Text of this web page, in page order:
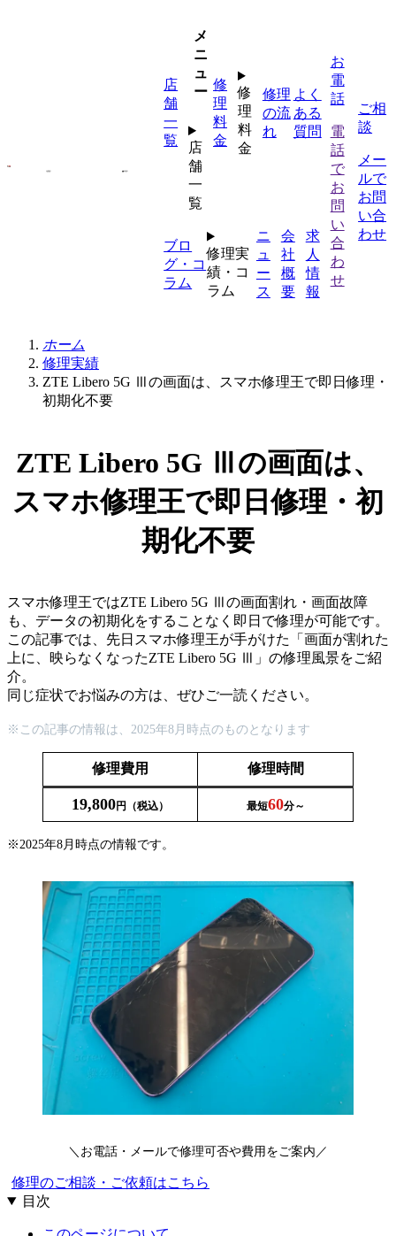
店
舗
一
覧
メ
ニ
ュ
ー
店
舗
一
覧
修
理
料
金
修
理
料
金
修理
の流
れ
よく
ある
質問
ブロ
グ・コ
ラム
修理実
績・コ
ラム
ニ
ュ
ー
ス
会
社
概
要
求
人
情
報
お
電
話
電
話
で
お
問
い
合
わ
せ
ご相
談
メー
ルで
お問
い合
わせ
ホーム
修理実績
ZTE Libero 5G Ⅲの画面は、スマホ修理王で即日修理・
初期化不要
ZTE Libero 5G Ⅲの画面は、
スマホ修理王で即日修理・初
期化不要
スマホ修理王ではZTE Libero 5G Ⅲの画面割れ・画面故障
も、データの初期化をすることなく即日で修理が可能です。
この記事では、先日スマホ修理王が手がけた「画面が割れた
上に、映らなくなったZTE Libero 5G Ⅲ」の修理風景をご紹
介。
同じ症状でお悩みの方は、ぜひご一読ください。
※この記事の情報は、2025年8 月時点のものとなります
修理費用 修理時間
19,800円（税込） 最短60分～
※2025年8月時点の情報です。
＼お電話・メールで修理可否や費用をご案内／
修理のご相談・ご依頼はこちら
目次